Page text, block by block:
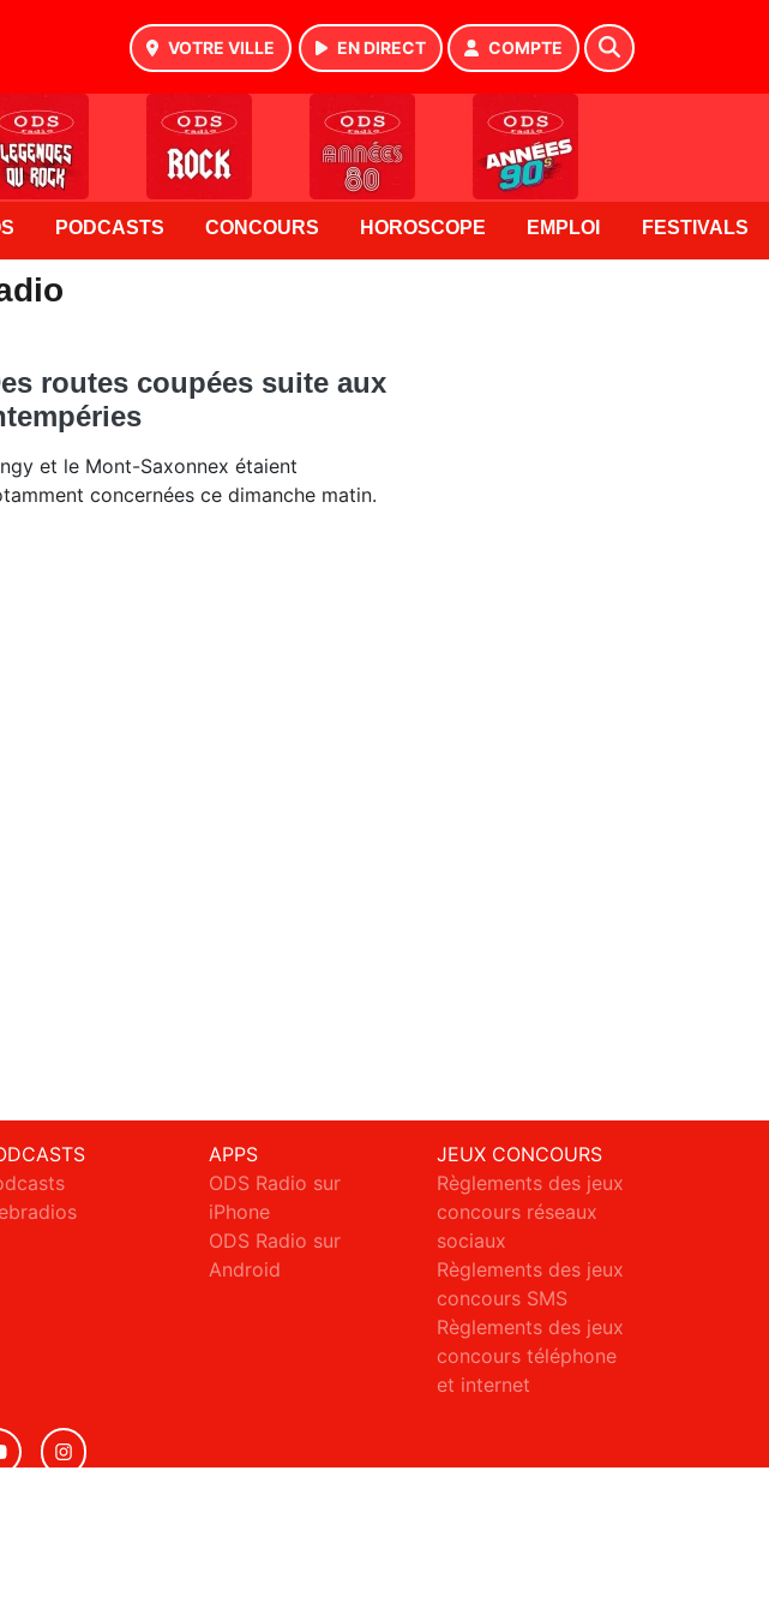
VOTRE VILLE EN DIRECT COMPTE
PODCASTS CONCOURS HOROSCOPE EMPLOI FESTIVALS
routes coupées suite aux
et le Mont-Saxonnex étaient
concernées ce dimanche matin.
APPS
ODS Radio sur
iPhone
ODS Radio sur
Android
JEUX CONCOURS
Règlements des jeux
concours réseaux
sociaux
Règlements des jeux
concours SMS
Règlements des jeux
concours téléphone
et internet